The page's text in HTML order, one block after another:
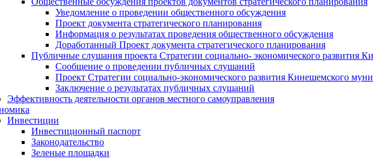
Уведомление о проведении общественного обсуждения
Проект документа стратегического планирования
Информация о результатах проведения общественного обсуждения
Доработанный Проект документа стратегического планирования
Публичные слушания проекта Стратегии социально- экономического развития
Сообщение о проведении публичных слушаний
Проект Стратегии социально-экономического развития Кинешемского
Заключение о результатах публичных слушаний
Эффективность деятельности органов местного самоуправления
Инвестиции
Инвестиционный паспорт
Законодательство
Зеленые площадки